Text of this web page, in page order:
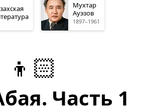
Мухтар
Ауэзов
1897–1961
👦🏻
Часть 1